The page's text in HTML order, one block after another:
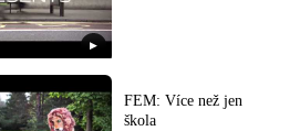
▶
FEM: Více než jen
škola